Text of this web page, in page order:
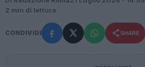
2 min di lettura
CONDIVIDI SHARE